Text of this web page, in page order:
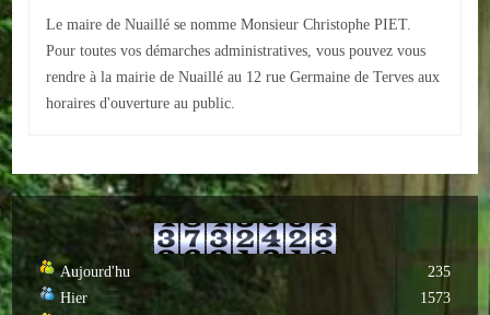
Ecole privée
ASSOCIATIONS
Loisirs et animations
Culturelles
Le maire de Nuaillé se nomme Monsieur Christophe PIET.
Pour toutes vos démarches administratives, vous pouvez vous
rendre à la mairie de Nuaillé au 12 rue Germaine de Terves aux
horaires d'ouverture au public.
Aujourd'hu
Hier
235
1573